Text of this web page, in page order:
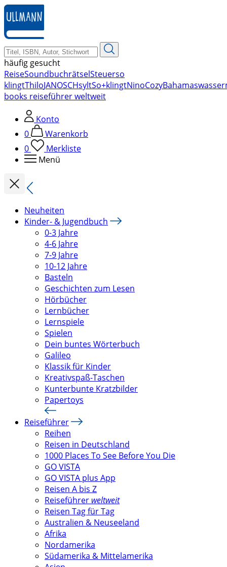
zum
Hauptinhalt
springen
häufig gesucht
ReiseSoundbuchrätselSteuerso
klingtThiloJANOSCHsyltSo+klingtNinoCozyBahamas
books reiseführer weltweit
Konto
0
Warenkorb
0
Merkliste
Menü
Neuheiten
Kinder- & Jugendbuch
0-3 Jahre
4-6 Jahre
7-9 Jahre
10-12 Jahre
Basteln
Geschichten zum Lesen
Hörbücher
Lernbücher
Lernspiele
Spielen
Dein buntes Wörterbuch
Galileo
Klassik für Kinder
Kreativspaß-Taschen
Kunterbunte Kratzbilder
Papertoys
Reiseführer
Reihen
Reisen in Deutschland
1000 Places To See Before You Die
GO VISTA
GO VISTA plus App
Reisen A bis Z
Reiseführer weltweit
Reisen Tag für Tag
Australien & Neuseeland
Afrika
Nordamerika
Südamerika & Mittelamerika